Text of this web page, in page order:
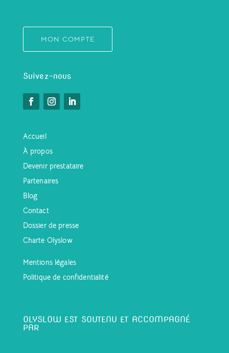
MON COMPTE
Suivez-nous
Accueil
À propos
Devenir prestataire
Partenaires
Blog
Contact
Dossier de presse
Charte Olyslow
Mentions légales
Politique de confidentialité
OLYSLOW EST SOUTENU ET ACCOMPAGNÉ
PAR